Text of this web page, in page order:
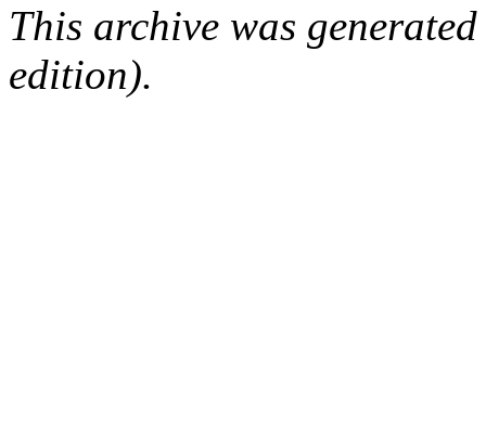
This archive was
edition).